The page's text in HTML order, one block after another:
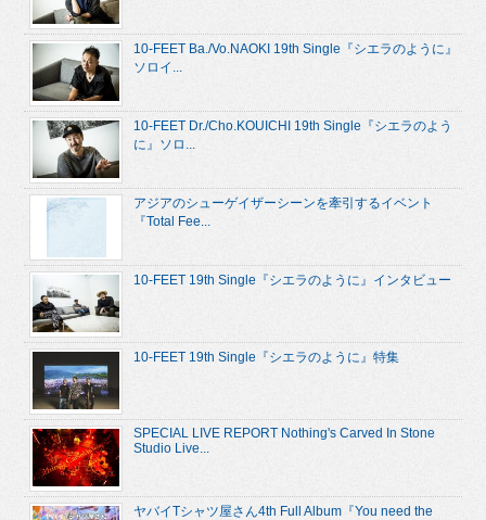
10-FEET Ba./Vo.NAOKI 19th Single『シエラのように』
ソロイ...
10-FEET Dr./Cho.KOUICHI 19th Single『シエラのよう
に』ソロ...
アジアのシューゲイザーシーンを牽引するイベント
『Total Fee...
10-FEET 19th Single『シエラのように』インタビュー
10-FEET 19th Single『シエラのように』特集
SPECIAL LIVE REPORT Nothing's Carved In Stone
Studio Live...
ヤバイTシャツ屋さん4th Full Album『You need the